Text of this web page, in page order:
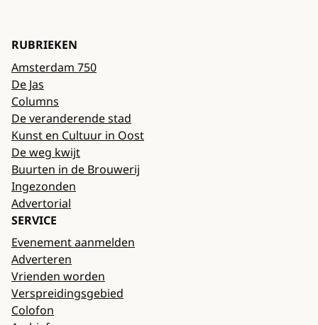
RUBRIEKEN
Amsterdam 750
De Jas
Columns
De veranderende stad
Kunst en Cultuur in Oost
De weg kwijt
Buurten in de Brouwerij
Ingezonden
Advertorial
SERVICE
Evenement aanmelden
Adverteren
Vrienden worden
Verspreidingsgebied
Colofon